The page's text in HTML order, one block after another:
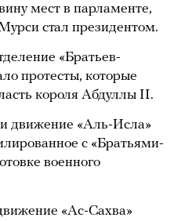
мест в парламенте,
стал президентом.
«Братьев-
протесты, которые
короля Абдуллы II.
движение «Аль-Исла»
с «Братьями-
военного
«Ас-Сахва»